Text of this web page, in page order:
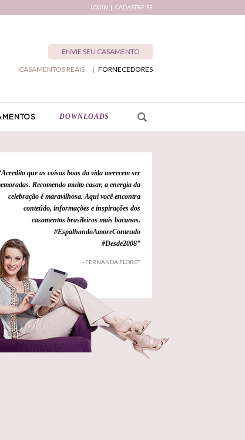
LOGIN CADASTRE-SE
ENVIE SEU CASAMENTO
FORNECEDORES
CASAMENTOS REAIS
DOWNLOADS
que as coisas boas da vida merecem ser
Recomendo muito casar, a energia da
celebração é maravilhosa. Aqui você encontra
conteúdo, informações e inspirações dos
casamentos brasileiros mais bacanas.
#EspalhandoAmoreConteudo
#Desde2008”
- FERNANDA FLORET